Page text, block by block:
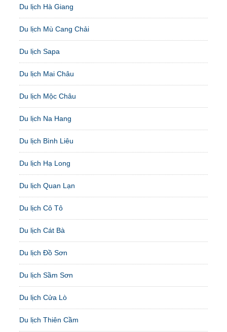
Du lịch Hà Giang
Du lịch Mù Cang Chải
Du lịch Sapa
Du lịch Mai Châu
Du lịch Mộc Châu
Du lịch Na Hang
Du lịch Bình Liêu
Du lịch Hạ Long
Du lịch Quan Lạn
Du lịch Cô Tô
Du lịch Cát Bà
Du lịch Đồ Sơn
Du lịch Sầm Sơn
Du lịch Cửa Lò
Du lịch Thiên Cầm